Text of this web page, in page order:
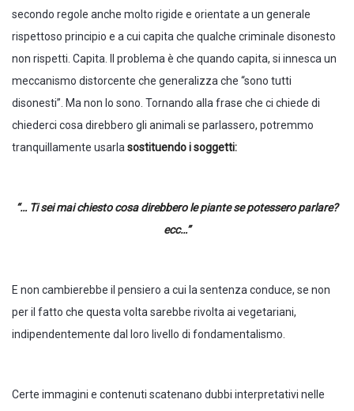
secondo regole anche molto rigide e orientate a un generale
rispettoso principio e a cui capita che qualche criminale disonesto
non rispetti. Capita. Il problema è che quando capita, si innesca un
meccanismo distorcente che generalizza che “sono tutti
disonesti”. Ma non lo sono. Tornando alla frase che ci chiede di
chiederci cosa direbbero gli animali se parlassero, potremmo
tranquillamente usarla sostituendo i soggetti:
“… Ti sei mai chiesto cosa direbbero le piante se potessero parlare?
ecc…”
E non cambierebbe il pensiero a cui la sentenza conduce, se non
per il fatto che questa volta sarebbe rivolta ai vegetariani,
indipendentemente dal loro livello di fondamentalismo.
Certe immagini e contenuti scatenano dubbi interpretativi nelle